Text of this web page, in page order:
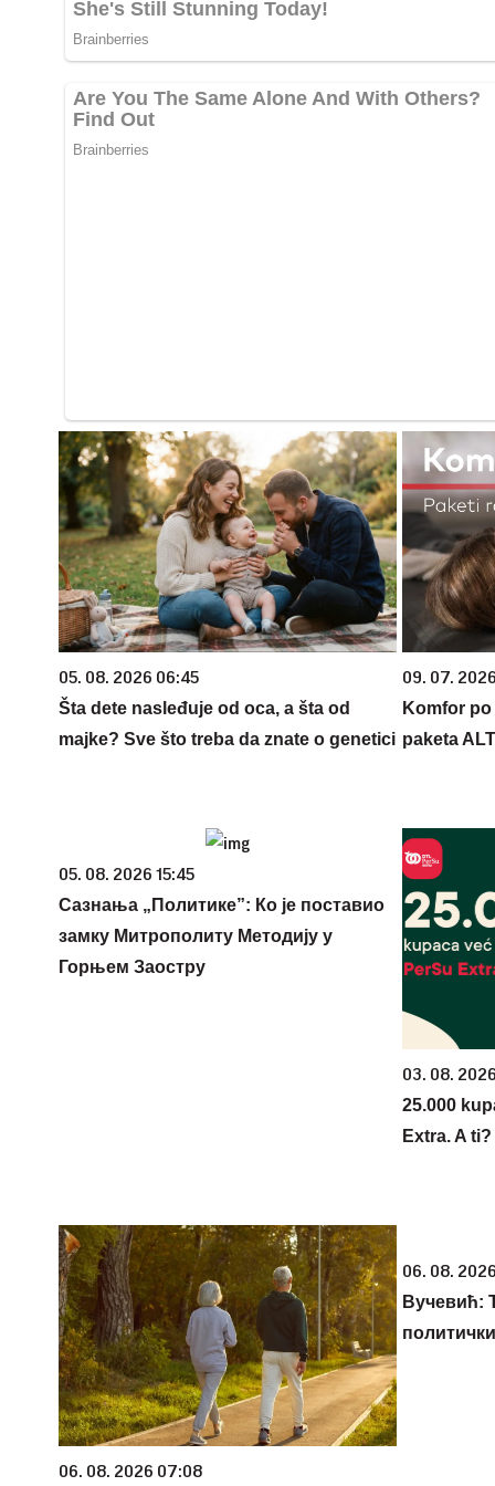
05. 08. 2026 06:45
Šta dete nasleđuje od oca, a šta od
majke? Sve što treba da znate o genetici
09. 07.
Komfor
paketa
05. 08. 2026 15:45
Сазнања „Политике”: Ко је поставио
замку Митрополиту Методију у
Горњем Заостру
03. 08.
25.000
Extra. A
06. 08. 2026 07:08
06. 08.
Вучевић: